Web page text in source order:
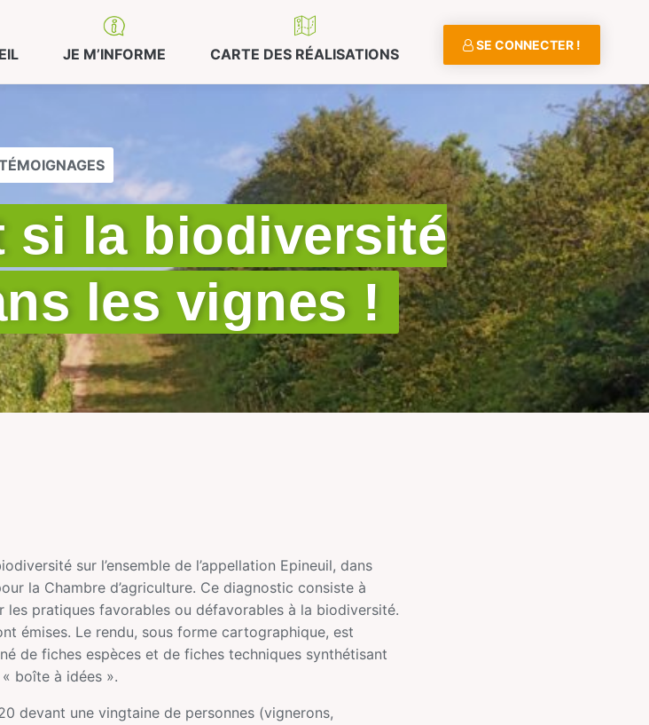
JE M’INFORME CARTE DES RÉALISATIONS
SE CONNECTER !
la biodiversité
les vignes !
sur l’ensemble de l’appellation Epineuil, dans
la Chambre d’agriculture. Ce diagnostic consiste à
les pratiques favorables ou défavorables à la biodiversité.
émises. Le rendu, sous forme cartographique, est
de fiches espèces et de fiches techniques synthétisant
boîte à idées ».
devant une vingtaine de personnes (vignerons,